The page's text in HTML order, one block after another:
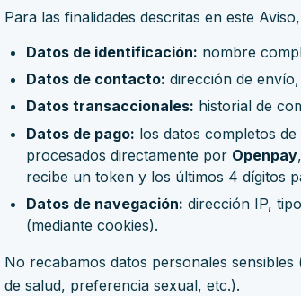
Para las finalidades descritas en este
Datos de identificación: nombre
Datos de contacto: dirección de
Datos transaccionales: historial de
Datos de pago: los datos completos
procesados directamente por Openpay
recibe un token y los últimos 4 dígitos
Datos de navegación: dirección IP,
(mediante cookies).
No recabamos datos personales
de salud, preferencia sexual, etc.).